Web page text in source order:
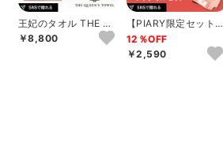
王妃のタオル THE QU
EEN’S TOWEL バス
タ...
￥8,800
【PIARY限定セット】
選べるTHE QUEEN’S
T...
12％OFF
￥2,590